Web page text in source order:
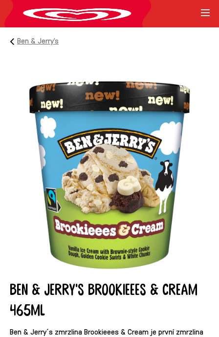
Ben & Jerry’s
Ben & Jerry's Brookieees & Cream
465ml
Ben & Jerry´s zmrzlina Brookieees & Cream je první zmrzlina